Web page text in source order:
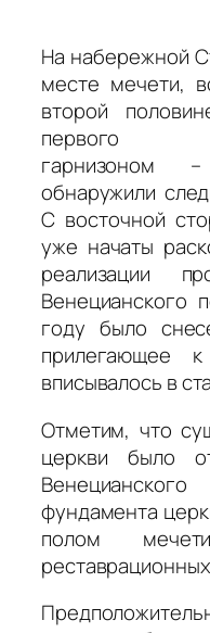
На набережной
месте мечети,
второй
первого
гарнизоном
обнаружили
С восточной
уже начаты
реализации
Венецианского
году было
прилегающее
вписывалось в
Отметим, что
церкви было
фундамента
полом